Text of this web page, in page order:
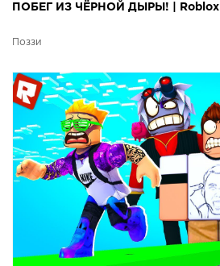
ПОБЕГ ИЗ ЧЁРНОЙ ДЫРЫ! | Roblox
Поззи